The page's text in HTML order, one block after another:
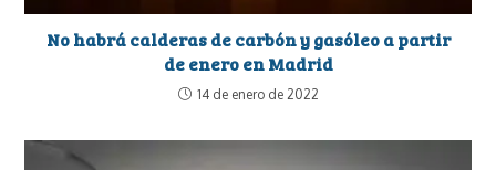
No habrá calderas de carbón y gasóleo a partir
de enero en Madrid
14 de enero de 2022